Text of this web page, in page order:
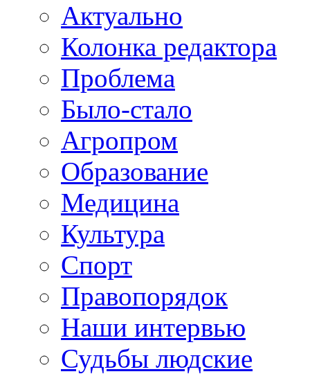
Актуально
Колонка редактора
Проблема
Было-стало
Агропром
Образование
Медицина
Культура
Спорт
Правопорядок
Наши интервью
Судьбы людские